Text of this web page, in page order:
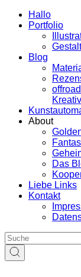
Hallo
Portfolio
Blog
About
Das
Liebe Links
Kontakt